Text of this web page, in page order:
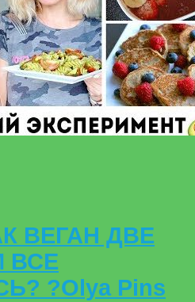
ВЕГАН ДВЕ
ВСЕ
?Olya Pins